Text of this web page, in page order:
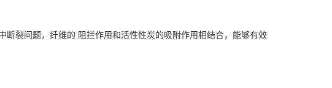
裂问题，纤维的 阻拦作用和活性性炭的吸附作用相结合，能够有效